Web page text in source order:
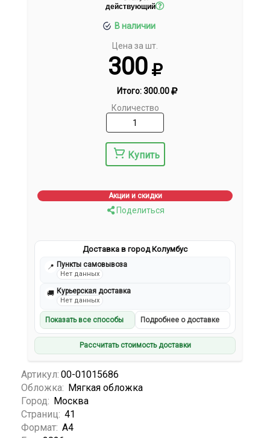
действующий
В наличии
Цена за шт.
300
Итого:300.00
Количество
Купить
Акции и скидки
Поделиться
Доставка в город Колумбус
📍 Пункты самовывоза
Нет данных
🚚 Курьерская доставка
Нет данных
Показать все способы Подробнее о доставке
Рассчитать стоимость доставки
Артикул: 00-01015686
Обложка: Мягкая обложка
Город: Москва
Страниц: 41
Формат: А4